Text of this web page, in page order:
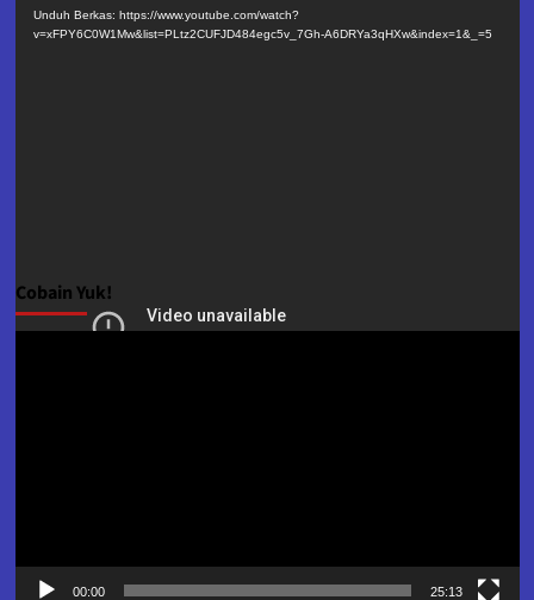
Video
Unduh Berkas: https://www.youtube.com/watch?
v=xFPY6C0W1Mw&list=PLtz2CUFJD484egc5v_7Gh-A6DRYa3qHXw&index=1&_=5
Cobain Yuk!
00:00 25:13